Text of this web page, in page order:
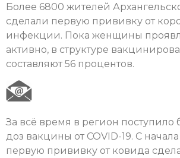
Более 6800 жителей
сделали первую прививку от
инфекции. Пока женщины
активно, в структуре
составляют 56 процентов.
За всё время в регион поступило
доз вакцины от COVID-19. С
первую прививку от ковида